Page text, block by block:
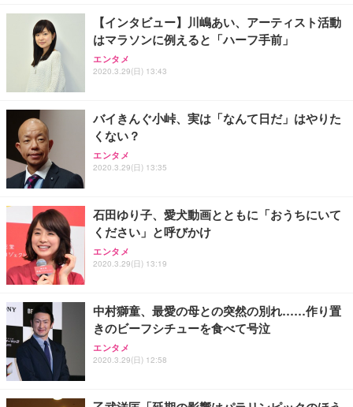
【インタビュー】川嶋あい、アーティスト活動
はマラソンに例えると「ハーフ手前」
エンタメ
2020.3.29(日) 13:43
バイきんぐ小峠、実は「なんて日だ」はやりた
くない？
エンタメ
2020.3.29(日) 13:35
石田ゆり子、愛犬動画とともに「おうちにいて
ください」と呼びかけ
エンタメ
2020.3.29(日) 13:19
中村獅童、最愛の母との突然の別れ……作り置
きのビーフシチューを食べて号泣
エンタメ
2020.3.29(日) 12:58